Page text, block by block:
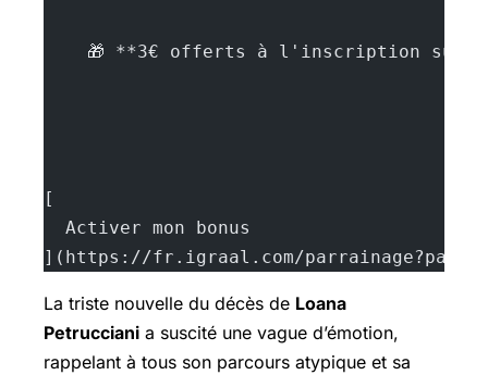
🎁 **3€ offerts à l'inscription sur
[
  Activer mon bonus
](https://fr.igraal.com/
La triste nouvelle du décès de Loana
Petrucciani a suscité une vague d’émotion,
rappelant à tous son parcours atypique et sa